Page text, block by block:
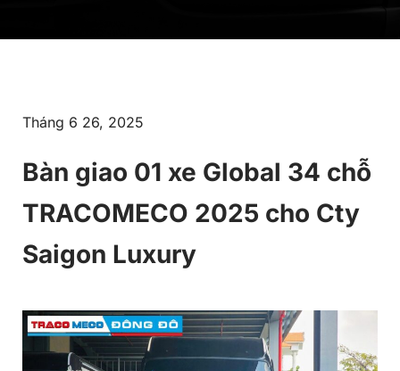
Tháng 6 26, 2025
Bàn giao 01 xe Global 34 chỗ
TRACOMECO 2025 cho Cty
Saigon Luxury